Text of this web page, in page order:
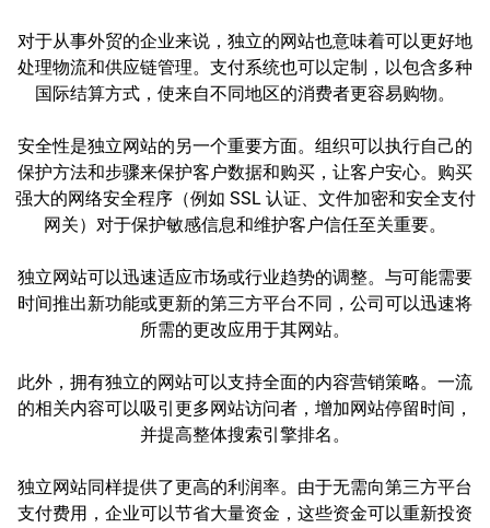
对于从事外贸的企业来说，独立的网站也意味着可以更好地
处理物流和供应链管理。支付系统也可以定制，以包含多种
国际结算方式，使来自不同地区的消费者更容易购物。
安全性是独立网站的另一个重要方面。组织可以执行自己的
保护方法和步骤来保护客户数据和购买，让客户安心。购买
强大的网络安全程序（例如 SSL 认证、文件加密和安全支付
网关）对于保护敏感信息和维护客户信任至关重要。
独立网站可以迅速适应市场或行业趋势的调整。与可能需要
时间推出新功能或更新的第三方平台不同，公司可以迅速将
所需的更改应用于其网站。
此外，拥有独立的网站可以支持全面的内容营销策略。一流
的相关内容可以吸引更多网站访问者，增加网站停留时间，
并提高整体搜索引擎排名。
独立网站同样提供了更高的利润率。由于无需向第三方平台
支付费用，企业可以节省大量资金，这些资金可以重新投资